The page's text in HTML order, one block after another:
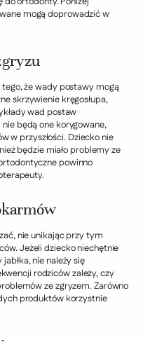
mogą doprowadzić w
że wady postawy mogą
skrzywienie kręgosłupa,
wad postaw
będą one korygowane,
w przyszłości. Dziecko nie
będzie miało problemy ze
powinno
nie unikając przy tym
Jeżeli dziecko niechętnie
nie należy się
rodziców zależy, czy
ze zgryzem. Zarówno
produktów korzystnie